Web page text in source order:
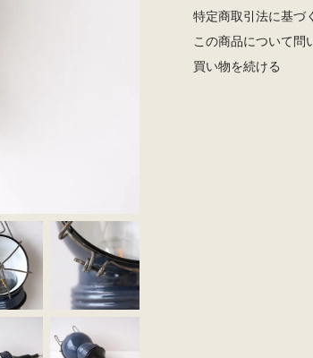
特定商取引法に基づ
この商品について問
買い物を続ける